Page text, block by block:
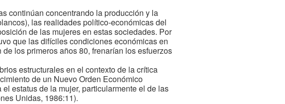
continúan concentrando la producción y la
las realidades político-económicas del
de las mujeres en estas sociedades. Por
que las difíciles condiciones económicas en
los primeros años 80, frenarían los esfuerzos
estructurales en el contexto de la crítica
de un Nuevo Orden Económico
estatus de la mujer, particularmente el de las
Unidas, 1986:11).